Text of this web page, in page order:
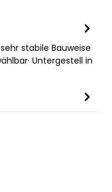
stabile Bauweise
Untergestell in